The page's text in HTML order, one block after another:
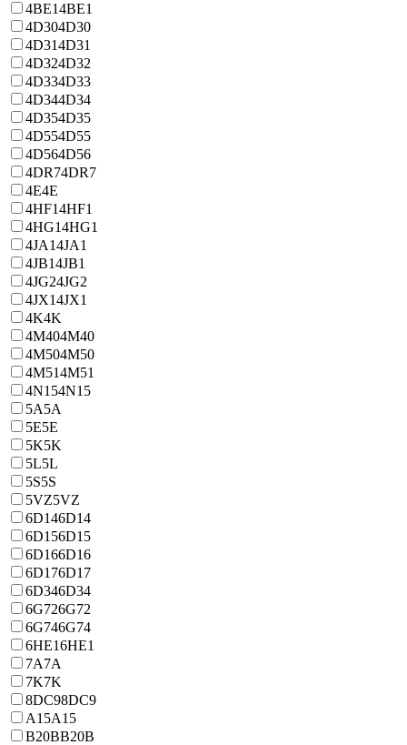
4BE14BE1
4D304D30
4D314D31
4D324D32
4D334D33
4D344D34
4D354D35
4D554D55
4D564D56
4DR74DR7
4E4E
4HF14HF1
4HG14HG1
4JA14JA1
4JB14JB1
4JG24JG2
4JX14JX1
4K4K
4M404M40
4M504M50
4M514M51
4N154N15
5A5A
5E5E
5K5K
5L5L
5S5S
5VZ5VZ
6D146D14
6D156D15
6D166D16
6D176D17
6D346D34
6G726G72
6G746G74
6HE16HE1
7A7A
7K7K
8DC98DC9
A15A15
B20BB20B